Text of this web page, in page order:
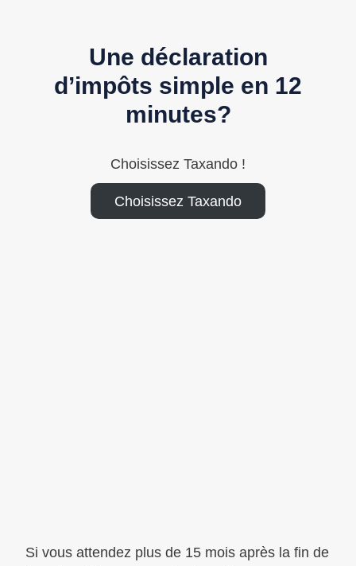
Une déclaration
d’impôts simple en 12
minutes?
Choisissez Taxando !
Choisissez Taxando
Si vous attendez plus de 15 mois après la fin de